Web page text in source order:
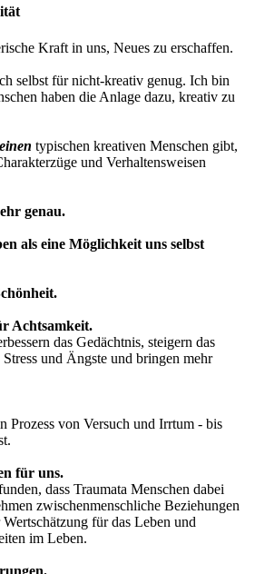
Kraft in uns, Neues zu erschaffen.
selbst für nicht-kreativ genug. Ich bin
haben die Anlage dazu, kreativ zu
typischen kreativen Menschen gibt,
und Verhaltensweisen
genau.
als eine Möglichkeit uns selbst
Achtsamkeit.
das Gedächtnis, steigern das
Stress und Ängste und bringen mehr
Prozess von Versuch und Irrtum - bis
für uns.
dass Traumata Menschen dabei
zwischenmenschliche Beziehungen
Wertschätzung für das Leben und
im Leben.